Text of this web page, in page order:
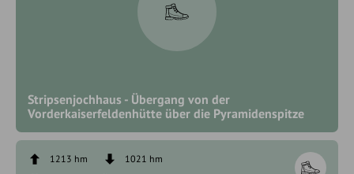
Stripsenjochhaus - Übergang von der
Vorderkaiserfeldenhütte über die Pyramidenspitze
1213 hm
1021 hm